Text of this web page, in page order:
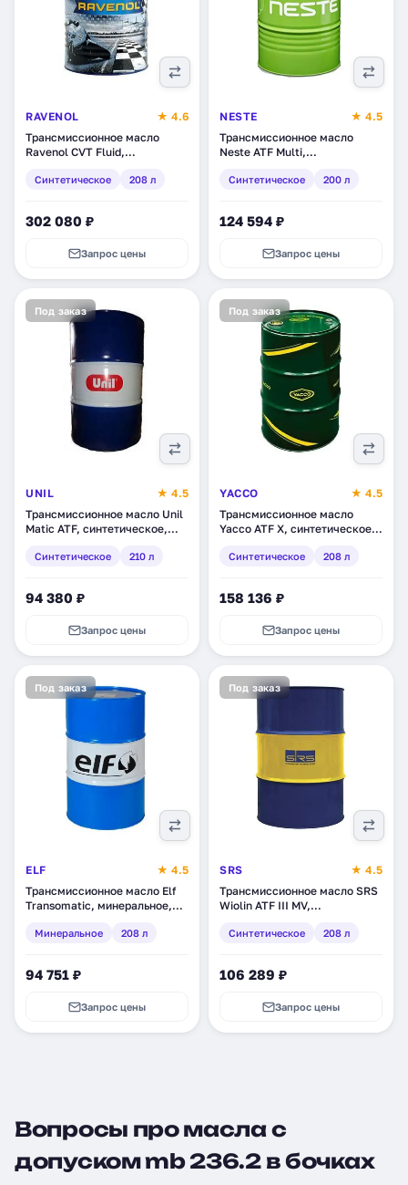
RAVENOL
★ 4.6
Трансмиссионное масло
Ravenol CVT Fluid,
(1211110-208)
Синтетическое 208 л
302 080 ₽
Запрос цены
NESTE
★ 4.5
Трансмиссионное масло
Neste ATF Multi,
11)
Синтетическое 200 л
124 594 ₽
Запрос цены
Под заказ
UNIL
★ 4.5
Трансмиссионное масло Unil
Matic ATF, синтетическое,
Синтетическое 210 л
94 380 ₽
Запрос цены
Под заказ
YACCO
★ 4.5
Трансмиссионное масло
Yacco ATF X, синтетическое,
Синтетическое 208 л
158 136 ₽
Запрос цены
Под заказ
ELF
★ 4.5
Трансмиссионное масло Elf
Transomatic, минеральное,
Минеральное 208 л
94 751 ₽
Запрос цены
Под заказ
SRS
★ 4.5
Трансмиссионное масло SRS
Wiolin ATF III MV,
Синтетическое 208 л
106 289 ₽
Запрос цены
Вопросы про масла с
допуском mb 236.2 в бочках